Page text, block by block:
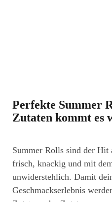
Perfekte Summer
Zutaten kommt es
Summer Rolls sind der Hit
frisch, knackig und mit
unwiderstehlich. Damit
Geschmackserlebnis